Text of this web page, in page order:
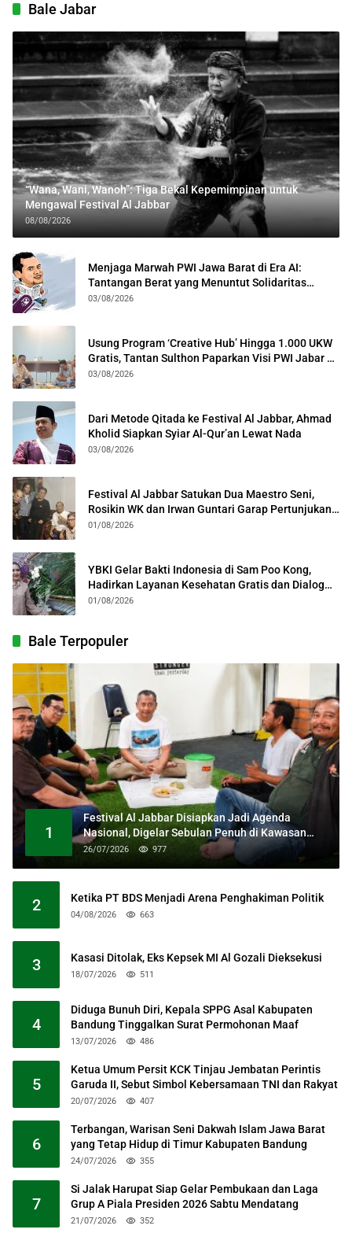
Bale Jabar
“Wana, Wani, Wanoh”: Tiga Bekal Kepemimpinan untuk
Mengawal Festival Al Jabbar
08/08/2026
Menjaga Marwah PWI Jawa Barat di Era AI:
Tantangan Berat yang Menuntut Solidaritas
Lintas Generasi
03/08/2026
Usung Program ‘Creative Hub’ Hingga 1.000 UKW
Gratis, Tantan Sulthon Paparkan Visi PWI Jabar di
Kota Bogor
03/08/2026
Dari Metode Qitada ke Festival Al Jabbar, Ahmad
Kholid Siapkan Syiar Al-Qur’an Lewat Nada
03/08/2026
Festival Al Jabbar Satukan Dua Maestro Seni,
Rosikin WK dan Irwan Guntari Garap Pertunjukan
Kolosal
01/08/2026
YBKI Gelar Bakti Indonesia di Sam Poo Kong,
Hadirkan Layanan Kesehatan Gratis dan Dialog
Kebangsaan
01/08/2026
Bale Terpopuler
1
Festival Al Jabbar Disiapkan Jadi Agenda
Nasional, Digelar Sebulan Penuh di Kawasan
Masjid Raya Al Jabbar
26/07/2026 977
2 Ketika PT BDS Menjadi Arena Penghakiman Politik
04/08/2026 663
3 Kasasi Ditolak, Eks Kepsek MI Al Gozali Dieksekusi
18/07/2026 511
4
Diduga Bunuh Diri, Kepala SPPG Asal Kabupaten
Bandung Tinggalkan Surat Permohonan Maaf
13/07/2026 486
5
Ketua Umum Persit KCK Tinjau Jembatan Perintis
Garuda II, Sebut Simbol Kebersamaan TNI dan Rakyat
20/07/2026 407
6
Terbangan, Warisan Seni Dakwah Islam Jawa Barat
yang Tetap Hidup di Timur Kabupaten Bandung
24/07/2026 355
7
Si Jalak Harupat Siap Gelar Pembukaan dan Laga
Grup A Piala Presiden 2026 Sabtu Mendatang
21/07/2026 352